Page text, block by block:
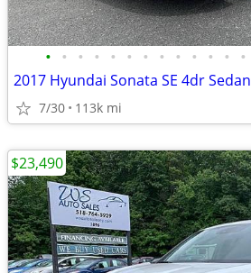
• • • • • • • • • • • • •
2017 Hyundai Sonata SE 4dr Sedan
7/30 113k mi
$23,490